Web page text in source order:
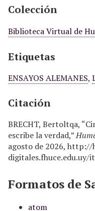
Colección
Biblioteca Virtual de
Etiquetas
ENSAYOS ALEMANES,
Citación
BRECHT, Bertoltqa,
escribe la verdad,”
agosto de 2026, http://
digitales.fhuce.edu.uy/
Formatos de
atom